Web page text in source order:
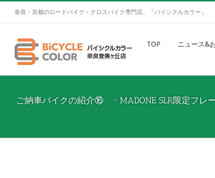
奈良・京都のロードバイク・クロスバイク専門店、「バイシクルカラー」
TOP ニュース&
ご納車バイクの紹介⑯ ~ MADONE SLR限定フレ